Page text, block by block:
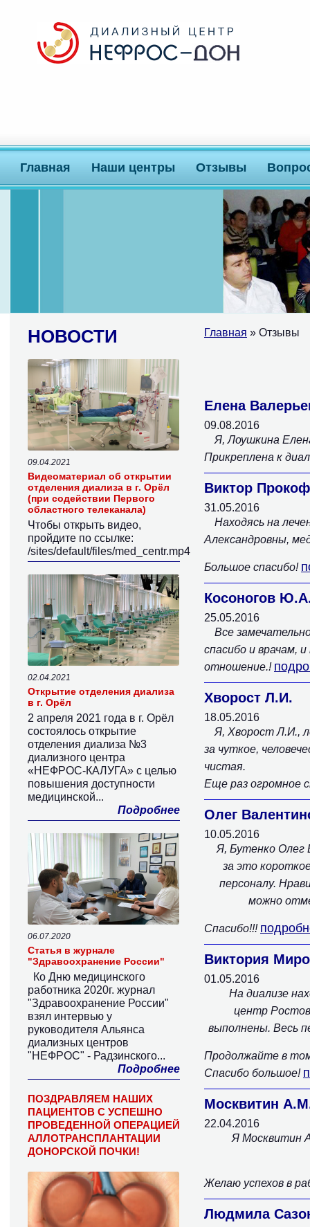
Главная Наши центры Отзывы
Главная » Отзывы
Елена
09.08.2016
Я, Лоушкина
Прикреплена к
Виктор
31.05.2016
Находясь на
Александровны,
Большое спасибо!
Косоногов
25.05.2016
Все
спасибо и врачам,
отношение.!
Хворост Л.И.
18.05.2016
Я, Хворост Л.И.,
за чуткое,
чистая.
Еще раз огромное
Олег
10.05.2016
Я, Бутенко Олег
за это
персоналу.
можно
Спасибо!!!
Виктория
01.05.2016
На диализе
центр
выполнены. Весь
Продолжайте в
Спасибо большое!
Москвитин
22.04.2016
Я Москвитин
Желаю успехов в
Людмила
Страницы
НОВОСТИ
09.04.2021
Видеоматериал об открытии
отделения диализа в г. Орёл
(при содействии Первого
областного телеканала)
Чтобы открыть видео,
пройдите по ссылке:
/sites/default/files/med_centr.mp4
02.04.2021
Открытие отделения диализа
в г. Орёл
2 апреля 2021 года в г. Орёл
состоялось открытие
отделения диализа №3
диализного центра
«НЕФРОС-КАЛУГА» с целью
повышения доступности
медицинской...
Подробнее
06.07.2020
Статья в журнале
"Здравоохранение России"
Ко Дню медицинского
работника 2020г. журнал
"Здравоохранение России"
взял интервью у
руководителя Альянса
диализных центров
"НЕФРОС" - Радзинского...
Подробнее
ПОЗДРАВЛЯЕМ НАШИХ
ПАЦИЕНТОВ С УСПЕШНО
ПРОВЕДЕННОЙ ОПЕРАЦИЕЙ
АЛЛОТРАНСПЛАНТАЦИИ
ДОНОРСКОЙ ПОЧКИ!